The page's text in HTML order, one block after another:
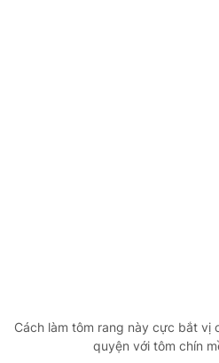
Cách làm tôm rang này cực bắt vị
quyện với tôm chín